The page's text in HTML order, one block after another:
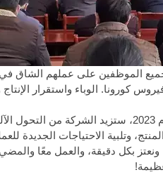
تلخيصًا لأوجه القصور السابقة والنظر إلى الوضع
وتلبية الاحتياجات الجديدة
بكل دقيقة، والعمل معًا